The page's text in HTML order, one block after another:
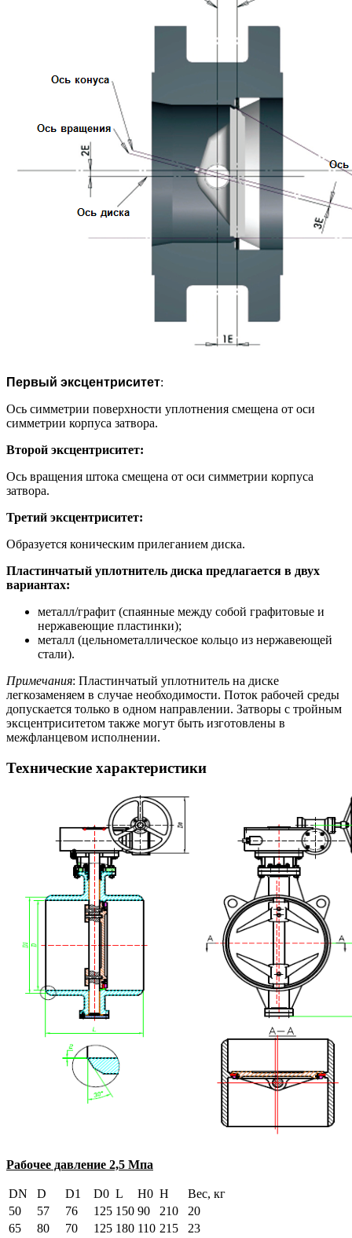
Первый эксцентриситет:
Oсь симметрии поверхности уплотнения смещена от оси
симметрии корпуса затвора.
Второй эксцентриситет:
Oсь вращения штока смещена от оси симметрии корпуса
затвора.
Третий эксцентриситет:
Образуется коническим прилеганием диска.
Пластинчатый уплотнитель диска предлагается в двух
вариантах:
металл/графит (спаянные между собой графитовые и
нержавеющие пластинки);
металл (цельнометаллическое кольцо из нержавеющей
стали).
Примечания: Пластинчатый уплотнитель на диске
легкозаменяем в случае необходимости. Поток рабочей среды
допускается только в одном направлении. Затворы с тройным
эксцентриситетом также могут быть изготовлены в
межфланцевом исполнении.
Технические характеристики
Рабочее давление 2,5 Мпа
DN D D1 D0 L H0 H
Вес, кг
50
57 76 125 150 90 210
20
65
80 70 125 180 110 215
23